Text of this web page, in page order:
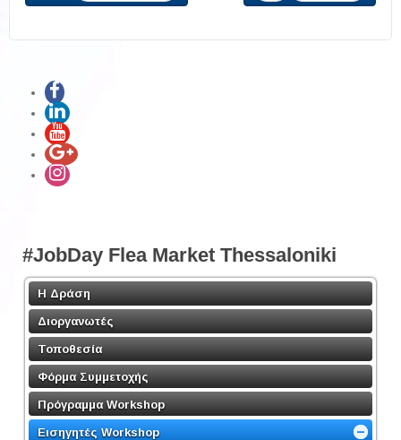
#JobDay Flea Market Thessaloniki
Η Δράση
Διοργανωτές
Τοποθεσία
Φόρμα Συμμετοχής
Πρόγραμμα Workshop
Εισηγητές Workshop